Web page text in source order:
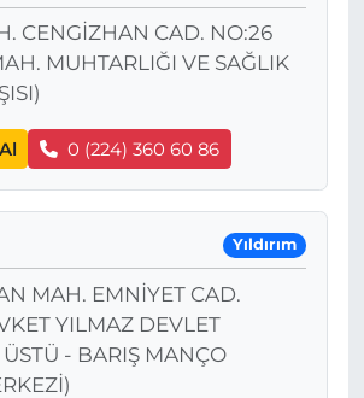
CENGİZHAN CAD. NO:26
MUHTARLIĞI VE SAĞLIK
0 (224) 360 60 86
Yıldırım
MAH. EMNİYET CAD.
YILMAZ DEVLET
ÜSTÜ - BARIŞ MANÇO